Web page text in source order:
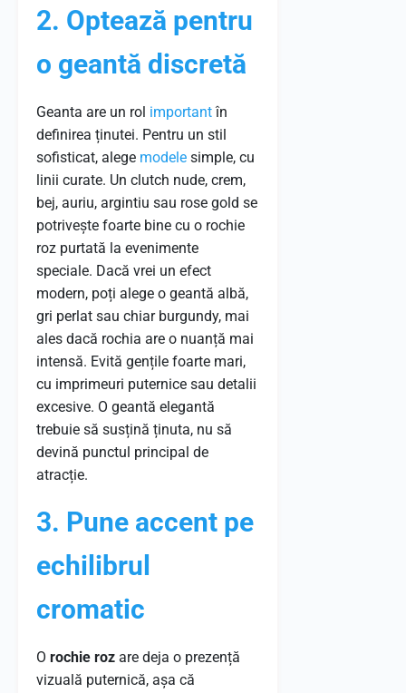
2. Optează pentru
o geantă discretă
Geanta are un rol importantîn
definirea ținutei. Pentru un stil
sofisticat, alege modele simple, cu
linii curate. Un clutch nude, crem,
bej, auriu, argintiu sau rose gold se
potrivește foarte bine cu o rochie
roz purtată la evenimente
speciale. Dacă vrei un efect
modern, poți alege o geantă albă,
gri perlat sau chiar burgundy, mai
ales dacă rochia are o nuanță mai
intensă. Evită gențile foarte mari,
cu imprimeuri puternice sau detalii
excesive. O geantă elegantă
trebuie să susțină ținuta, nu să
devină punctul principal de
atracție.
3. Pune accent pe
echilibrul
cromatic
O rochie roz are deja o prezență
vizuală puternică, așa că